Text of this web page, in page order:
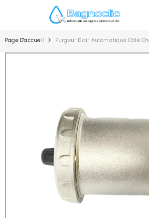
IGNORER ET PASSER AU CONTENU
Page D'accueil Purgeur D'air Automatique Côté